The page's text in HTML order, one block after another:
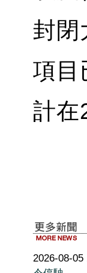
封閉
項目
計在
2026-08-05